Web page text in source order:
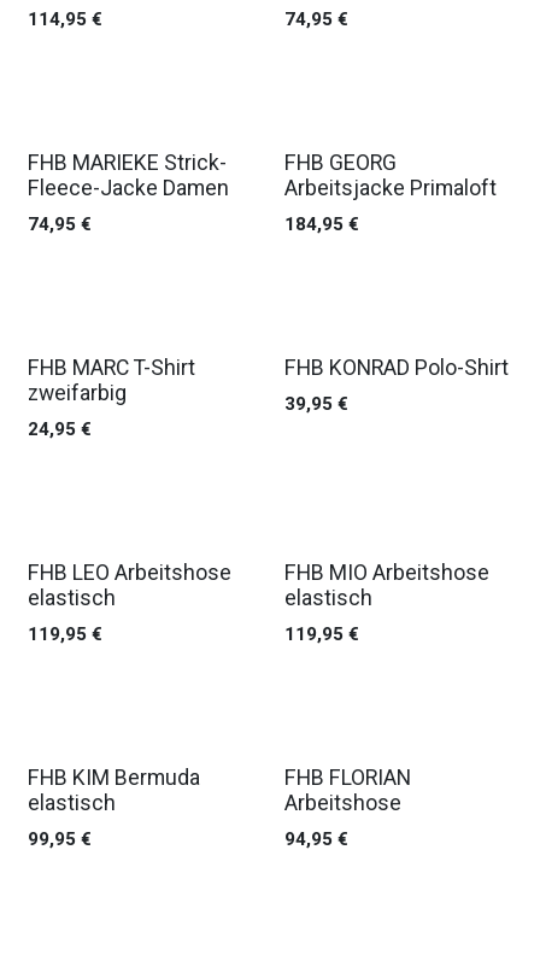
114,95€ 74,95€
FHB MARIEKE Strick-
Fleece-Jacke Damen
74,95€
FHB GEORG
Arbeitsjacke Primaloft
184,95€
FHB MARC T-Shirt
zweifarbig
24,95€
FHB KONRAD Polo-Shirt
39,95€
FHB LEO Arbeitshose
elastisch
119,95€
FHB MIO Arbeitshose
elastisch
119,95€
FHB KIM Bermuda
elastisch
99,95€
FHB FLORIAN
Arbeitshose
94,95€